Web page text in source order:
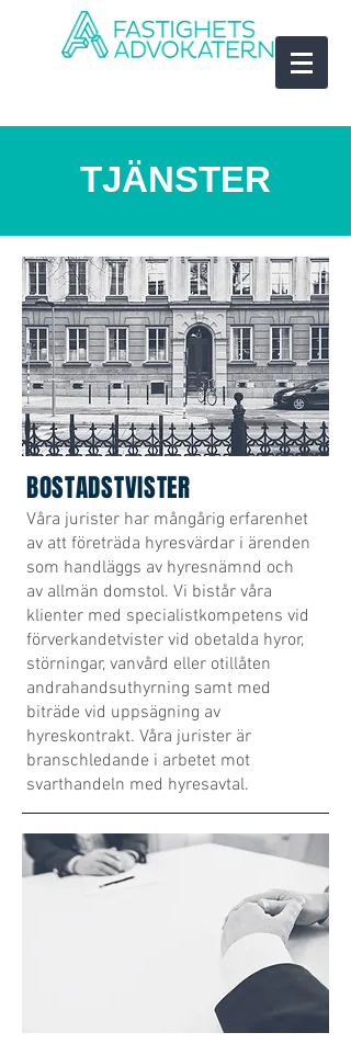
TJÄNSTER
BOSTADSTVISTER
Våra jurister har mångårig erfarenhet
av att företräda hyresvärdar i ärenden
som handläggs av hyresnämnd och
av allmän domstol. Vi bistår våra
klienter med specialistkompetens vid
förverkandetvister vid obetalda hyror,
störningar, vanvård eller otillåten
andrahandsuthyrning samt med
biträde vid uppsägning av
hyreskontrakt. Våra jurister är
branschledande i arbetet mot
svarthandeln med hyresavtal.